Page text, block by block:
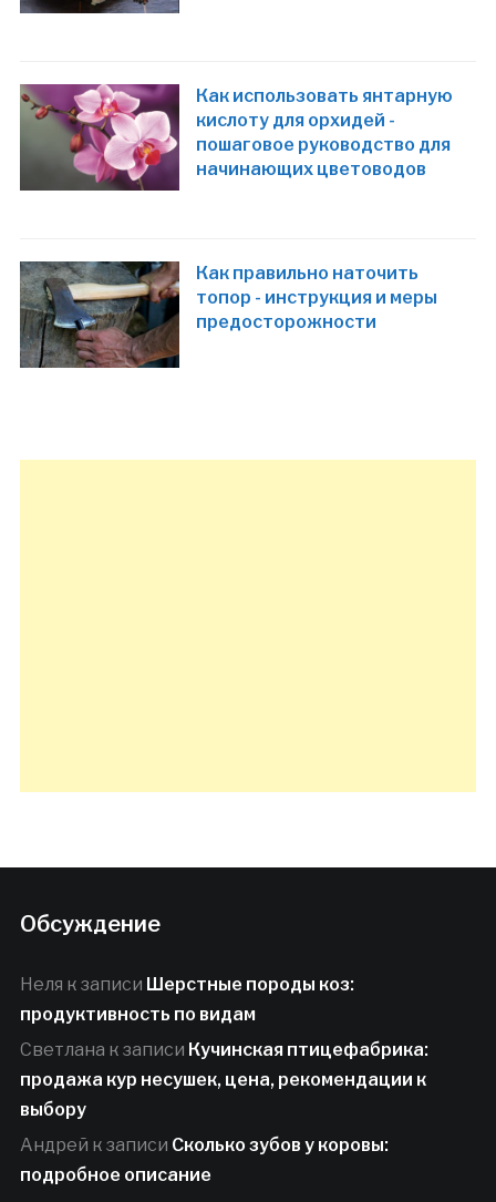
Как использовать янтарную
кислоту для орхидей -
пошаговое руководство для
начинающих цветоводов
Как правильно наточить
топор - инструкция и меры
предосторожности
Обсуждение
Неля к записи Шерстные породы коз:
продуктивность по видам
Светлана к записи Кучинская птицефабрика:
продажа кур несушек, цена, рекомендации к
выбору
Андрей к записи Сколько зубов у коровы:
подробное описание